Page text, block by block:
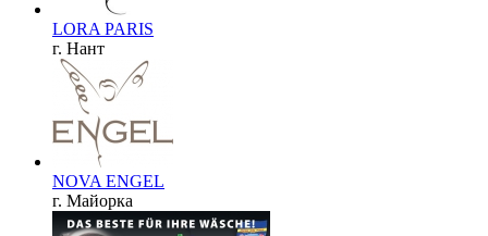
LORA PARIS
г. Нант
NOVA ENGEL
г. Майорка